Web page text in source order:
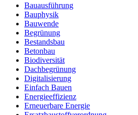
Bauausführung
Bauphysik
Bauwende
Begrünung
Bestandsbau
Betonbau
Biodiversität
Dachbegrünung
Digitalisierung
Einfach Bauen
Energieeffizienz
Erneuerbare Energie